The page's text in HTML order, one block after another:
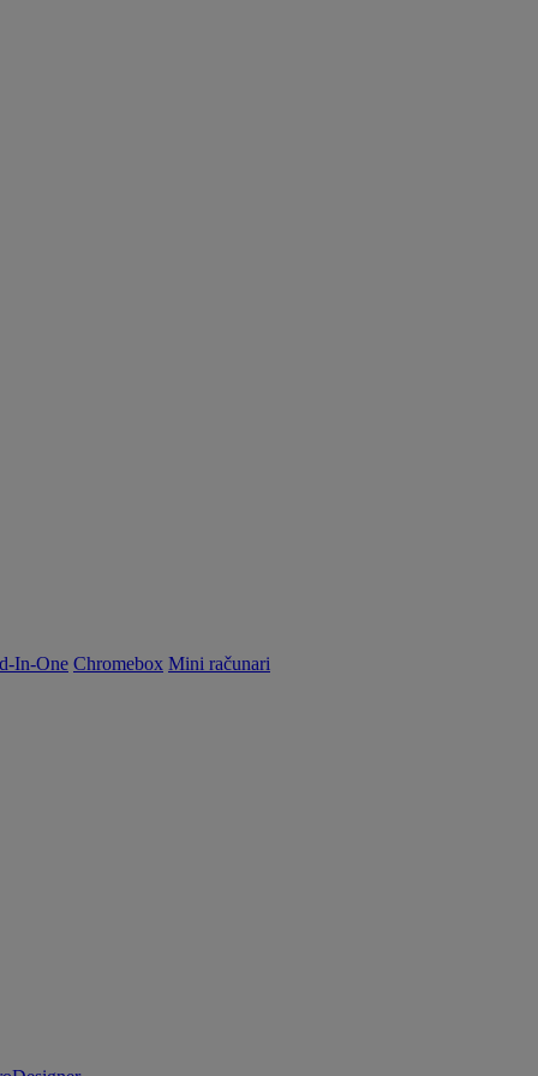
In-One Chromebox Mini računari